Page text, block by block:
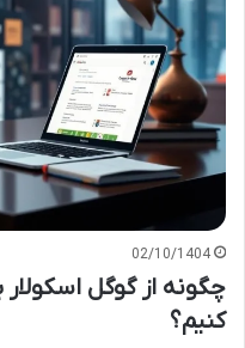
02/10/1404
چگونه از گوگل اسکولار
کنیم؟